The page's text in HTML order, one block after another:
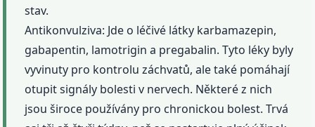
stav.
Antikonvulziva: Jde o léčivé látky karbamazepin,
gabapentin, lamotrigin a pregabalin. Tyto léky byly
vyvinuty pro kontrolu záchvatů, ale také pomáhají
otupit signály bolesti v nervech. Některé z nich
jsou široce používány pro chronickou bolest. Trvá